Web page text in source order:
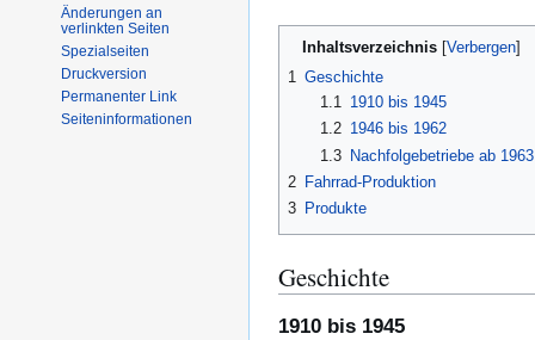
Inhaltsverzeichnis
1
Geschichte
1.1
1910 bis 1945
1.2 1946 bis 1962
1.3 Nachfolgebetriebe ab 1963
2 Fahrrad-Produktion
3 Produkte
Geschichte
1910 bis 1945
Änderungen an
verlinkten Seiten
Spezialseiten
Druckversion
Permanenter Link
Seiten­­informationen